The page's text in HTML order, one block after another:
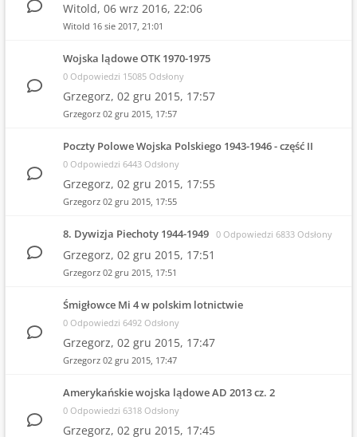
Witold, 06 wrz 2016, 22:06
Witold 16 sie 2017, 21:01
Wojska lądowe OTK 1970-1975
0 Odpowiedzi 15085 Odsłony
Grzegorz, 02 gru 2015, 17:57
Grzegorz 02 gru 2015, 17:57
Poczty Polowe Wojska Polskiego 1943-1946 - część II
0 Odpowiedzi 6443 Odsłony
Grzegorz, 02 gru 2015, 17:55
Grzegorz 02 gru 2015, 17:55
8. Dywizja Piechoty 1944-1949 0 Odpowiedzi 6833 Odsłony
Grzegorz, 02 gru 2015, 17:51
Grzegorz 02 gru 2015, 17:51
Śmigłowce Mi 4 w polskim lotnictwie
0 Odpowiedzi 6492 Odsłony
Grzegorz, 02 gru 2015, 17:47
Grzegorz 02 gru 2015, 17:47
Amerykańskie wojska lądowe AD 2013 cz. 2
0 Odpowiedzi 6318 Odsłony
Grzegorz, 02 gru 2015, 17:45